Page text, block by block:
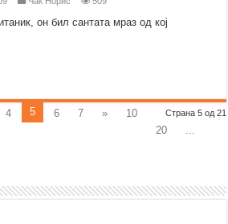
он бил сантата мраз од кој
Страна 5 од 21
4 5 6 7 »
10
20
...